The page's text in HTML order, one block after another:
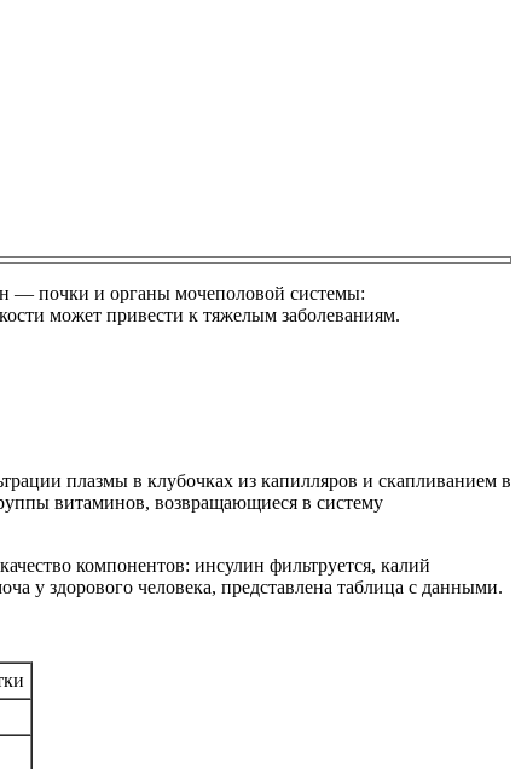
— почки и органы мочеполовой системы:
может привести к тяжелым заболеваниям.
плазмы в клубочках из капилляров и скапливанием в
витаминов, возвращающиеся в систему
компонентов: инсулин фильтруется, калий
у здорового человека, представлена таблица с данными.